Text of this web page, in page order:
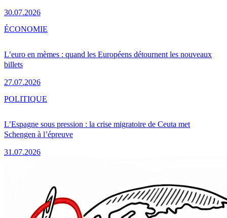
30.07.2026
L’euro en mèmes : quand les Européens détournent les nouveaux
billets
27.07.2026
ÉCONOMIE
L’Espagne sous pression : la crise migratoire de Ceuta met
Schengen à l’épreuve
31.07.2026
POLITIQUE